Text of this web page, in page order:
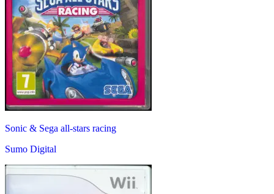
Sonic & Sega all-stars racing
Sumo Digital